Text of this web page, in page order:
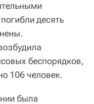
десять
беспорядков,
106 человек.
была